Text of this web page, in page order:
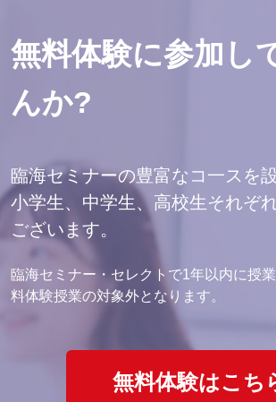
無料体験に参加し
んか?
臨海セミナーの豊富なコ一スを
小学生、中学生、高校生それぞ
ございます。
臨海セミナー・セレクトで1年以内に授
料体験授業の対象外となります。
無料体験はこち